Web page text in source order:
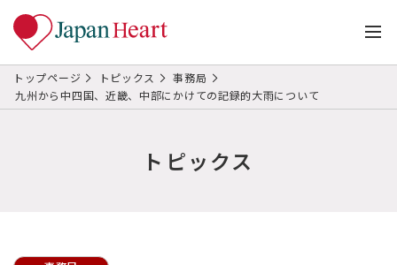
トップページ トピックス
事務局
九州から中四国、近畿、中部にかけての記録的大雨について
トピックス